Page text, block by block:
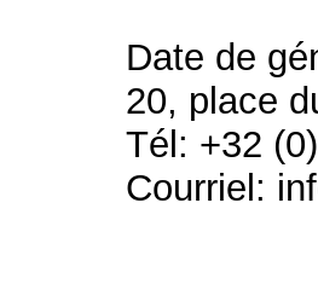
Date de
20, place
Tél: +32
Courriel: